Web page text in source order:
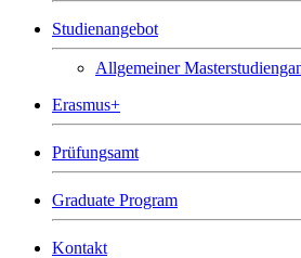
Studienangebot
Allgemeiner
Erasmus+
Prüfungsamt
Graduate Program
Kontakt